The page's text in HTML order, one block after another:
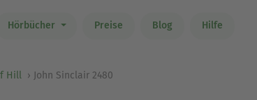
Hörbücher Preise Blog Hilfe
Hill John Sinclair 2480